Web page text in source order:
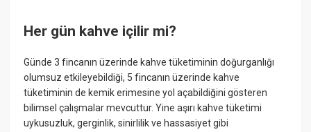
Her gün kahve içilir mi?
Günde 3 fincanın üzerinde kahve tüketiminin doğurganlığı
olumsuz etkileyebildiği, 5 fincanın üzerinde kahve
tüketiminin de kemik erimesine yol açabildiğini gösteren
bilimsel çalışmalar mevcuttur. Yine aşırı kahve tüketimi
uykusuzluk, gerginlik, sinirlilik ve hassasiyet gibi